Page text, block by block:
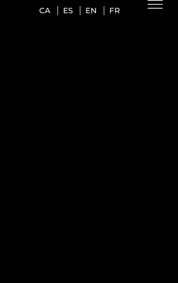
CA ES EN FR